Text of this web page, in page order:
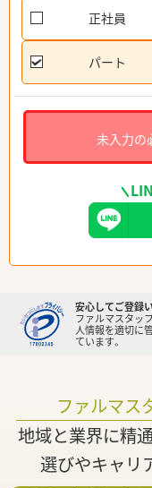
正社員
パート
未入力の
安心してご登録
ファルマスタッ
人情報を適切に
ています。
ファルマス
地域と業界に精
選びやキャリ